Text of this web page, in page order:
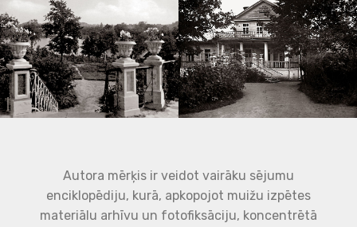
Autora mērķis ir veidot vairāku sējumu
enciklopēdiju, kurā, apkopojot muižu izpētes
materiālu arhīvu un fotofiksāciju, koncentrētā